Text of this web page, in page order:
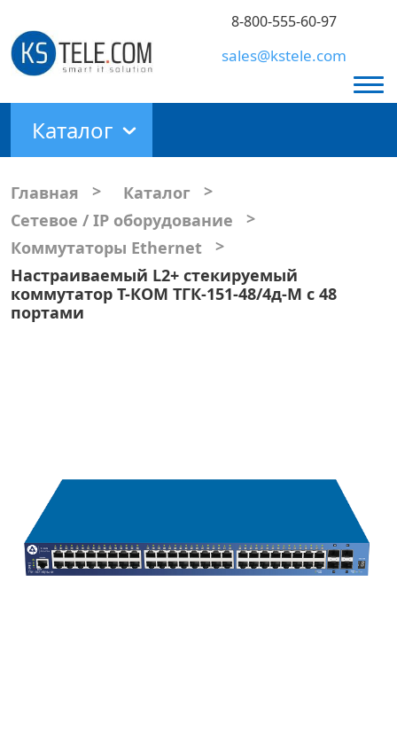
8-800-555-60-97
sales@kstele.com
Каталог
Главная > Каталог
>
Сетевое / IP оборудование
>
Коммутаторы Ethernet
>
Настраиваемый L2+ стекируемый
коммутатор Т-КОМ ТГК-151-48/4д-М с 48
портами